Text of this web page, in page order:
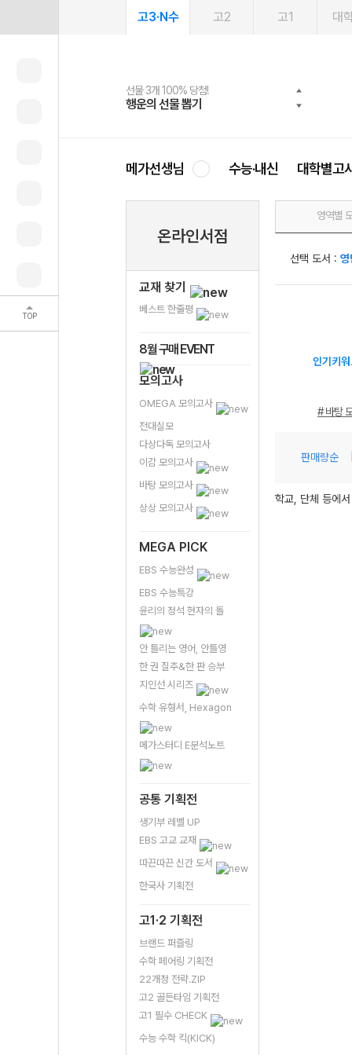
TOP
고3·N수 고2 고1 대
선물 3개 100% 당첨!
행운의 선물 뽑기
선물 100% 증정!
메가스터디 X 올리브
여름방학 스터디 캐시백
메가런 썸머스쿨
2027 러셀 단과
강사 공개선발
스마트러닝앱
설문 EVENT
메가패스
3일 무료 체험권
메가패스 수강생 무료혜택!
메가클럽 멤버십
사회공헌 캠페인
희망이룸 메가나눔
메가선생님 수능·내신 대학별고
온라인서점
교재 찾기
베스트 한줄평
8월 구매 EVENT
모의고사
OMEGA 모의고사
전대실모
다상다독 모의고사
이감 모의고사
바탕 모의고사
상상 모의고사
MEGA PICK
EBS 수능완성
EBS 수능특강
윤리의 정석 현자의 돌
안 틀리는 영어, 안틀영
한 권 질주&한 판 승부
지인선 시리즈
수학 유형서, Hexagon
메가스터디 E분석노트
공통 기획전
생기부 레벨 UP
EBS 고교 교재
따끈따끈 신간 도서
한국사 기획전
고1·2 기획전
브랜드 퍼즐링
수학 페어링 기획전
22개정 전략.ZIP
고2 골든타임 기획전
고1 필수 CHECK
수능 수학 킥(KICK)
영역별
선택 도서 : 영
인기키
# 바탕
판매량순
학교, 단체 등에